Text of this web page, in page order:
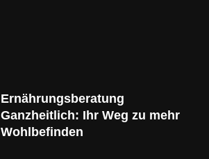
Ernährungsberatung
Ganzheitlich: Ihr Weg zu mehr
Wohlbefinden